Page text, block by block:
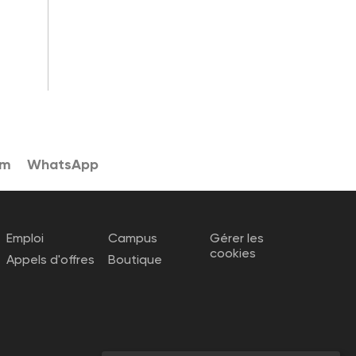
WhatsApp
Emploi
Appels d'offres
Campus
Boutique
Gérer les
cookies